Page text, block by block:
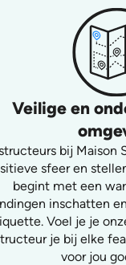
Veilige en
bij Maison
sfeer en
begint met een
inschatten
Voel je je
je bij elke
voor jou